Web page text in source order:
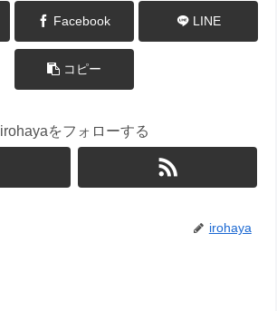
Facebook LINE
コピー
irohayaをフォローする
irohaya